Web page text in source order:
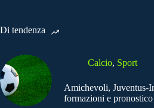
Di tendenza
Calcio, Sport
Amichevoli, Juventus-
formazioni e pronostico